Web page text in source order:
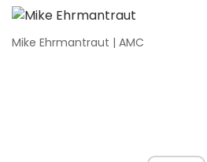
Mike Ehrmantraut | AMC